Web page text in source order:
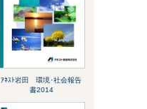
ｱﾈｽﾄ岩田 環境･社会報告
書2014